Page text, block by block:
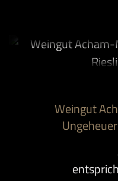
Weingut